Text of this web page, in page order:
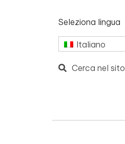
Seleziona lingua
Italiano
Cerca nel sito